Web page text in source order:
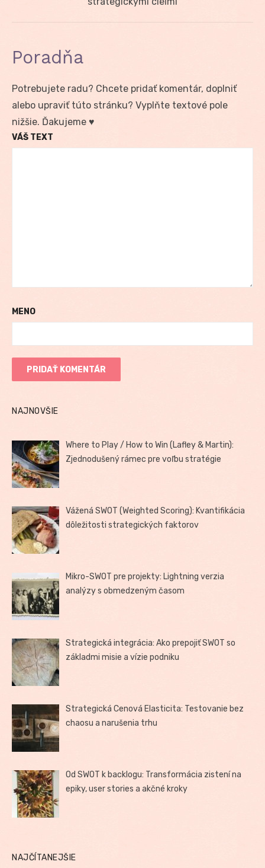
Poradňa
Potrebujete radu? Chcete pridať komentár, doplniť
alebo upraviť túto stránku? Vyplňte textové pole
nižšie. Ďakujeme ♥
VÁŠ TEXT
MENO
NAJNOVŠIE
Where to Play / How to Win (Lafley & Martin):
Zjednodušený rámec pre voľbu stratégie
Vážená SWOT (Weighted Scoring): Kvantifikácia
dôležitosti strategických faktorov
Mikro-SWOT pre projekty: Lightning verzia
analýzy s obmedzeným časom
Strategická integrácia: Ako prepojiť SWOT so
základmi misie a vízie podniku
Strategická Cenová Elasticita: Testovanie bez
chaosu a narušenia trhu
Od SWOT k backlogu: Transformácia zistení na
epiky, user stories a akčné kroky
NAJČÍTANEJŠIE